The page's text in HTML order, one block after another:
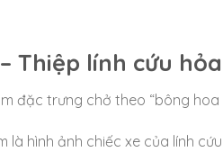
lính cứu hỏa
đặc trưng chở theo “bông hoa
hình ảnh chiếc xe của lính